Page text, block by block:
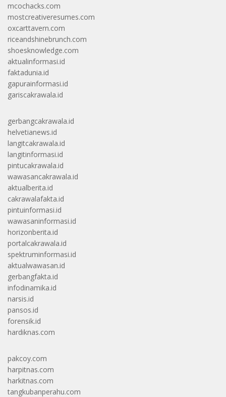
mcochacks.com
mostcreativeresumes.com
oxcarttavern.com
riceandshinebrunch.com
shoesknowledge.com
aktualinformasi.id
faktadunia.id
gapurainformasi.id
gariscakrawala.id
gerbangcakrawala.id
helvetianews.id
langitcakrawala.id
langitinformasi.id
pintucakrawala.id
wawasancakrawala.id
aktualberita.id
cakrawalafakta.id
pintuinformasi.id
wawasaninformasi.id
horizonberita.id
portalcakrawala.id
spektruminformasi.id
aktualwawasan.id
gerbangfakta.id
infodinamika.id
narsis.id
pansos.id
forensik.id
hardiknas.com
pakcoy.com
harpitnas.com
harkitnas.com
tangkubanperahu.com